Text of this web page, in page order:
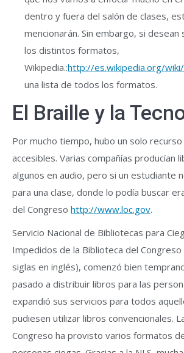
dentro y fuera del salón de clases,
mencionarán. Sin embargo, si
los distintos formatos,
Wikipedia.:http://es.wikipedia.org/
una lista de todos los formatos.
El Braille y la
Por mucho tiempo, hubo un solo
accesibles. Varias compañías producían
algunos en audio, pero si un estudiante
para una clase, donde lo podía buscar
del Congreso http://www.loc.gov.
Servicio Nacional de Bibliotecas para
Impedidos de la Biblioteca del Congreso
siglas en inglés), comenzó bien
pasado a distribuir libros para las
expandió sus servicios para todos
pudiesen utilizar libros convencionales.
Congreso ha provisto varios formatos